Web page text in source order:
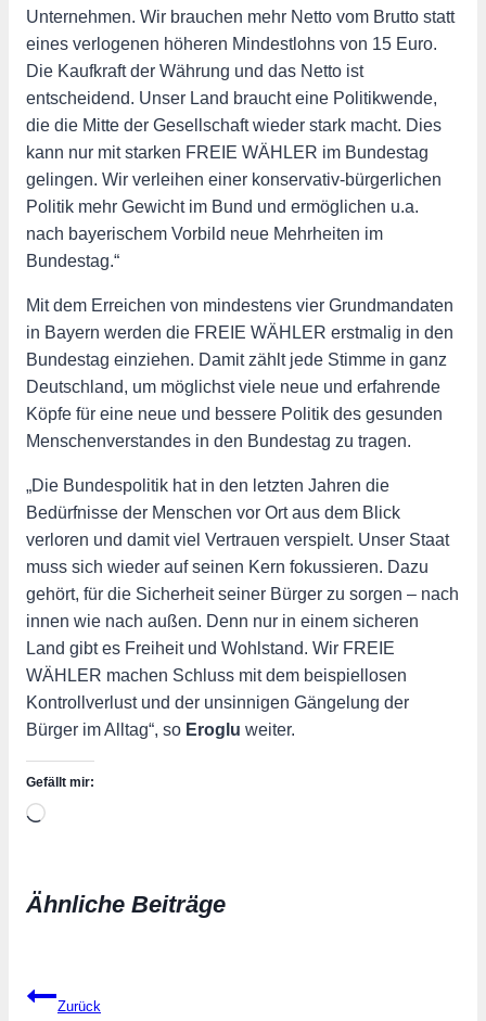
Unternehmen. Wir brauchen mehr Netto vom Brutto statt
eines verlogenen höheren Mindestlohns von 15 Euro.
Die Kaufkraft der Währung und das Netto ist
entscheidend. Unser Land braucht eine Politikwende,
die die Mitte der Gesellschaft wieder stark macht. Dies
kann nur mit starken FREIE WÄHLER im Bundestag
gelingen. Wir verleihen einer konservativ-bürgerlichen
Politik mehr Gewicht im Bund und ermöglichen u.a.
nach bayerischem Vorbild neue Mehrheiten im
Bundestag.“
Mit dem Erreichen von mindestens vier Grundmandaten
in Bayern werden die FREIE WÄHLER erstmalig in den
Bundestag einziehen. Damit zählt jede Stimme in ganz
Deutschland, um möglichst viele neue und erfahrende
Köpfe für eine neue und bessere Politik des gesunden
Menschenverstandes in den Bundestag zu tragen.
„Die Bundespolitik hat in den letzten Jahren die
Bedürfnisse der Menschen vor Ort aus dem Blick
verloren und damit viel Vertrauen verspielt. Unser Staat
muss sich wieder auf seinen Kern fokussieren. Dazu
gehört, für die Sicherheit seiner Bürger zu sorgen – nach
innen wie nach außen. Denn nur in einem sicheren
Land gibt es Freiheit und Wohlstand. Wir FREIE
WÄHLER machen Schluss mit dem beispiellosen
Kontrollverlust und der unsinnigen Gängelung der
Bürger im Alltag“, so Eroglu weiter.
Gefällt mir:
Wird
Ähnliche Beiträge
Beitragsnavigation
Zurück